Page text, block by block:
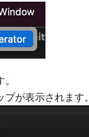
が表示されます。